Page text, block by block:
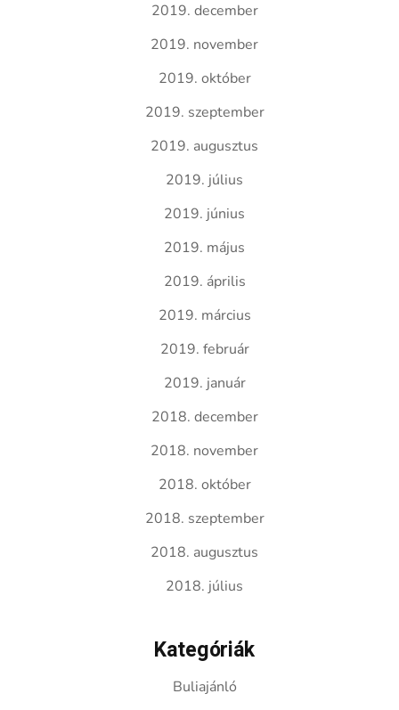
2019. december
2019. november
2019. október
2019. szeptember
2019. augusztus
2019. július
2019. június
2019. május
2019. április
2019. március
2019. február
2019. január
2018. december
2018. november
2018. október
2018. szeptember
2018. augusztus
2018. július
Kategóriák
Buliajánló